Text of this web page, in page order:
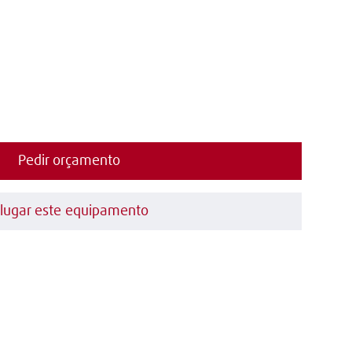
Pedir orçamento
este equipamento